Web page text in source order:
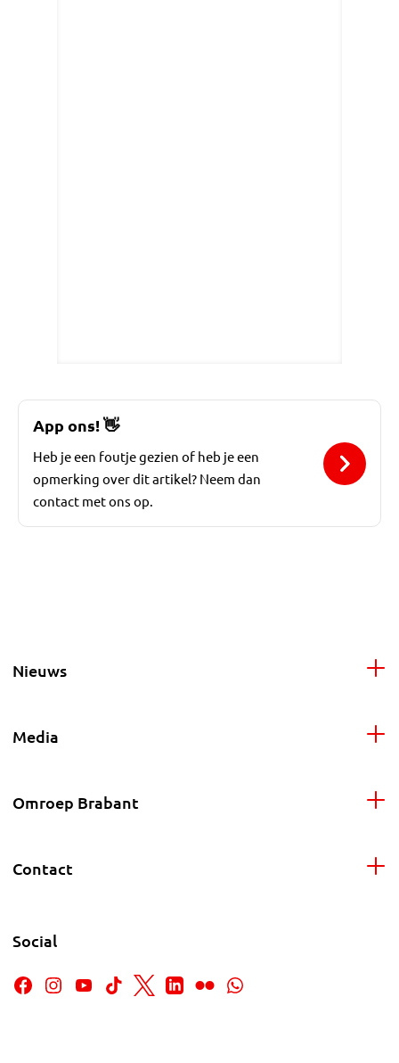
App ons!👋
Heb je een foutje gezien of heb je een
opmerking over dit artikel? Neem dan
contact met ons op.
Nieuws
Media
Omroep Brabant
Contact
Social